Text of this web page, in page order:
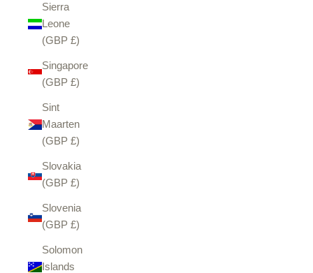
Sierra
Leone
(GBP £)
Singapore
(GBP £)
Sint
Maarten
(GBP £)
Slovakia
(GBP £)
Slovenia
(GBP £)
Solomon
Islands